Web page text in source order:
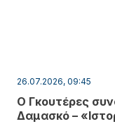
26.07.2026, 09:45
Ο Γκουτέρες
Δαμασκό –